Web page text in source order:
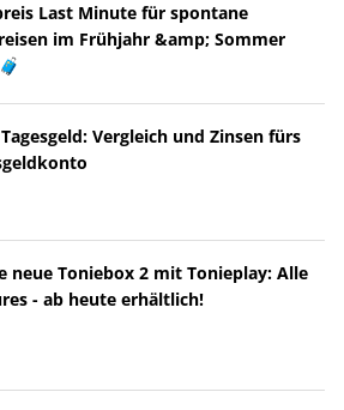
Last Minute für spontane
im Frühjahr &amp; Sommer
Vergleich und Zinsen fürs
neue Toniebox 2 mit Tonieplay: Alle
- ab heute erhältlich!